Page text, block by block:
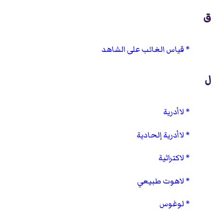
ق
قياس الغائب على الشاهد
ل
لاأدرية
لاأدرية إلحادية
لاكتراثية
لاهوت طبيعي
لوغوس